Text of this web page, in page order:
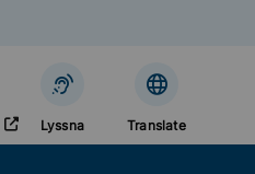
i nytt fönster
Lyssna Translate